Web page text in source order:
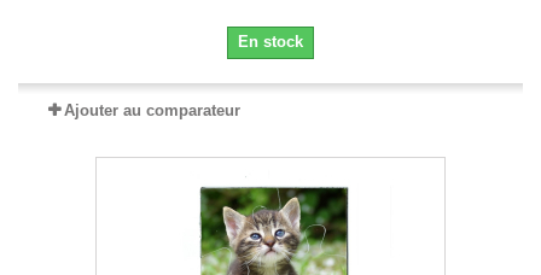
En stock
Ajouter au comparateur